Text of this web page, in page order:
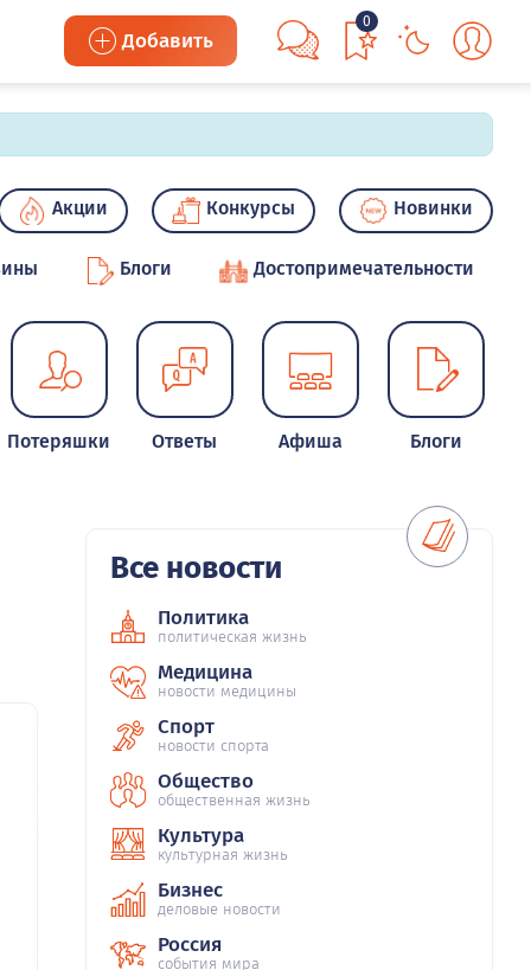
Добавить
0
Акции Конкурсы Новинки
Блоги Достопримечательности
Потеряшки Ответы Афиша Блоги
Все новости
Политика
политическая жизнь
Медицина
новости медицины
Спорт
новости спорта
Общество
общественная жизнь
Культура
культурная жизнь
Бизнес
деловые новости
Россия
события мира